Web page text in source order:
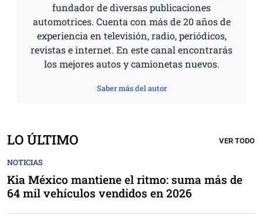
fundador de diversas publicaciones
automotrices. Cuenta con más de 20 años de
experiencia en televisión, radio, periódicos,
revistas e internet. En este canal encontrarás
los mejores autos y camionetas nuevos.
Saber más del autor
LO ÚLTIMO VER TODO
NOTICIAS
Kia México mantiene el ritmo: suma más de
64 mil vehículos vendidos en 2026